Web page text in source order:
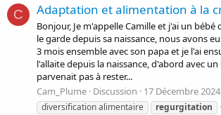
C Adaptation et alimentation à la
Bonjour, Je m'appelle Camille et j'ai un bébé
le garde depuis sa naissance, nous avons
3 mois ensemble avec son papa et je l'ai
l'allaite depuis la naissance, d'abord avec
parvenait pas à rester...
Cam_Plume Discussion 17 Décembre 2024
diversification alimentaire
regurgitation